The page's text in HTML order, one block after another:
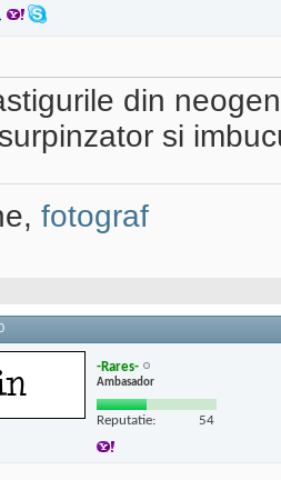
din
si
fotograf
-Rares-
Ambasador
Reputatie: 54